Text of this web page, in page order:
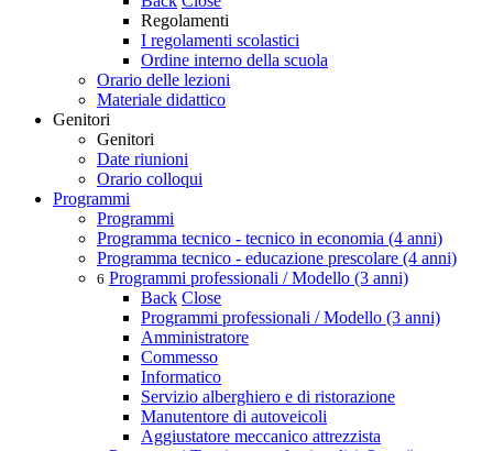
Regolamenti
I regolamenti scolastici
Ordine interno della scuola
Orario delle lezioni
Materiale didattico
Genitori
Genitori
Date riunioni
Orario colloqui
Programmi
Programmi
Programma tecnico - tecnico in economia (4 anni)
Programma tecnico - educazione prescolare (4 anni)
6 Programmi professionali / Modello (3 anni)
Back Close
Programmi professionali / Modello (3 anni)
Amministratore
Commesso
Informatico
Servizio alberghiero e di ristorazione
Manutentore di autoveicoli
Aggiustatore meccanico attrezzista